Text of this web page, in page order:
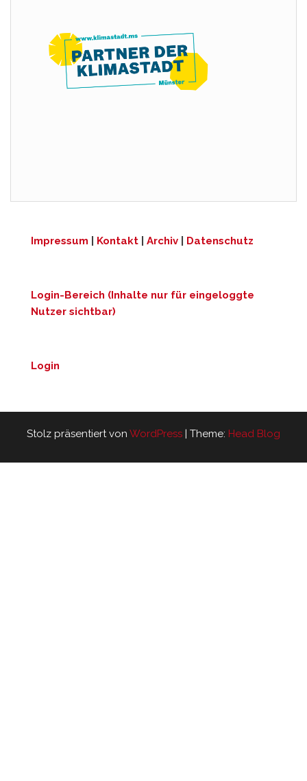
Impressum Kontakt Archiv Datenschutz
Login-Bereich (Inhalte nur für eingeloggte
Nutzer sichtbar)
Login
Stolz präsentiert von WordPress Theme: Head Blog